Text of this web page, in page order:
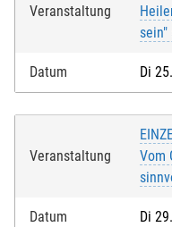
Veranstaltung
sein"
Datum Di
Veranstaltung
Vom
Datum Di